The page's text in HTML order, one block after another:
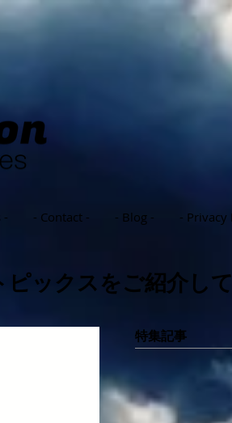
- - Contact - - Blog - - Privacy
ックスをご紹介して
特集記事